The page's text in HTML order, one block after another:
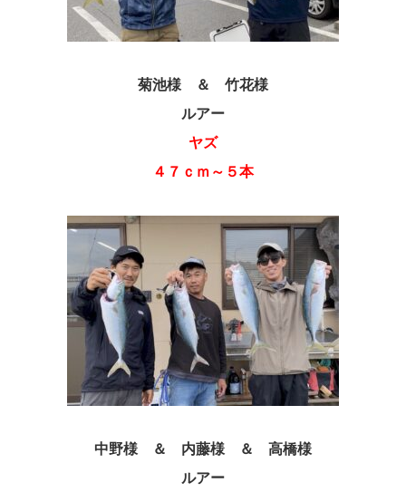
菊池様 ＆ 竹花様
ルアー
ヤズ
４７ｃｍ～５本
中野様 ＆ 内藤様 ＆ 高橋様
ルアー